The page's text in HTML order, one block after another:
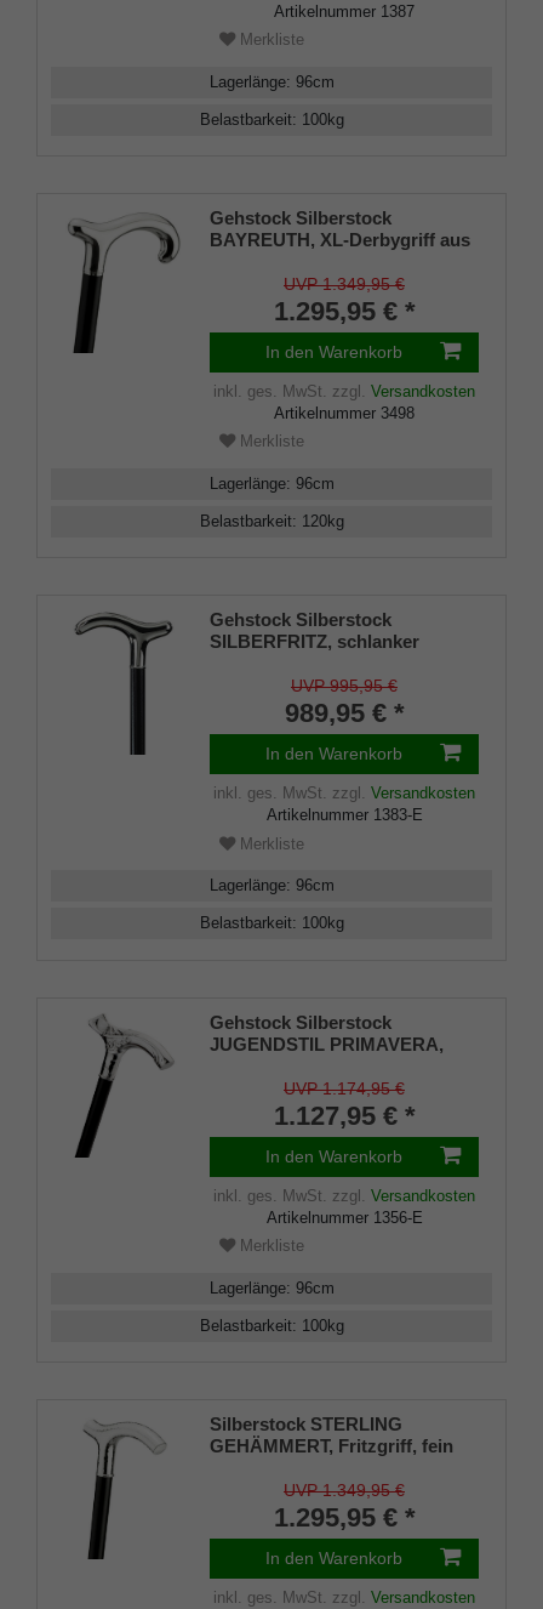
Artikelnummer 1387
Merkliste
Lagerlänge: 96cm
Belastbarkeit: 100kg
Gehstock Silberstock
BAYREUTH, XL-Derbygriff aus
aus edlem, handpoliertem
Makassar-Ebenholz, inklusive
Gummipuffer.
UVP 1.349,95 €
1.295,95 € *
In den Warenkorb
inkl. ges. MwSt. zzgl. Versandkosten
Artikelnummer 3498
Merkliste
Lagerlänge: 96cm
Belastbarkeit: 120kg
Gehstock Silberstock
SILBERFRITZ, schlanker
echtem 925/1000 Sterlingsilber,
aufgesetzt auf einen Stock aus
edlem Makassar Ebenholz,
inklusiv Schlankpuffer.
UVP 995,95 €
989,95 € *
In den Warenkorb
inkl. ges. MwSt. zzgl. Versandkosten
Artikelnummer 1383-E
Merkliste
Lagerlänge: 96cm
Belastbarkeit: 100kg
Gehstock Silberstock
JUGENDSTIL PRIMAVERA,
echtem 925/1000 Sterlingsilber
mit aufwändigen Ziselierungen,
aufgesetzt auf einen Stock aus
edlem Makassar-Ebenholz,
inklusiv Gummipuffer.
UVP 1.174,95 €
1.127,95 € *
In den Warenkorb
inkl. ges. MwSt. zzgl. Versandkosten
Artikelnummer 1356-E
Merkliste
Lagerlänge: 96cm
Belastbarkeit: 100kg
Silberstock STERLING
GEHÄMMERT, Fritzgriff, fein
925/1000 Sterling Silber, Stock
edles Makassar Ebenholz,
Gummipuffer
UVP 1.349,95 €
1.295,95 € *
In den Warenkorb
inkl. ges. MwSt. zzgl. Versandkosten